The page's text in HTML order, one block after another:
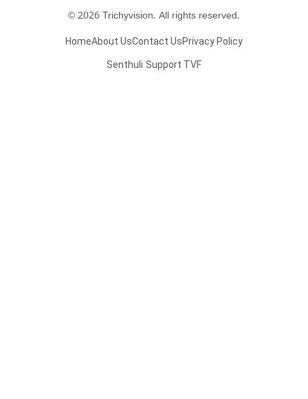
© 2026 Trichyvision. All rights reserved.
HomeAbout UsContact UsPrivacy Policy
Senthuli Support TVF